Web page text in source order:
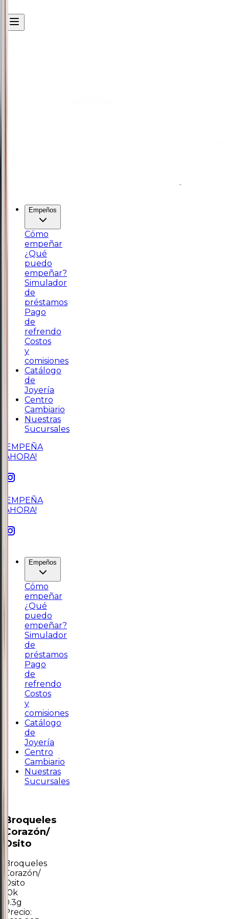
Empeños
Cómo
empeñar
¿Qué
puedo
empeñar?
Simulador
de
préstamos
Pago
de
refrendo
Costos
y
comisiones
Catálogo
de
Joyería
Centro
Cambiario
Nuestras
Sucursales
¡EMPEÑA
AHORA!
¡EMPEÑA
AHORA!
Empeños
Cómo
empeñar
¿Qué
puedo
empeñar?
Simulador
de
préstamos
Pago
de
refrendo
Costos
y
comisiones
Catálogo
de
Joyería
Centro
Cambiario
Nuestras
Sucursales
Broqueles
Corazón/
Osito
Broqueles
Corazón/
Osito
10k
0.3g
Precio: